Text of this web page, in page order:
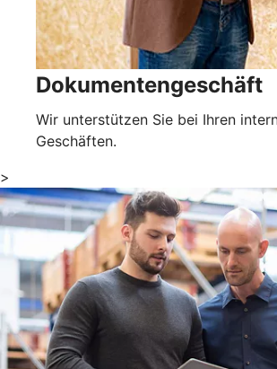
Dokumentengeschäft
Wir unterstützen Sie bei Ihren
Geschäften.
>